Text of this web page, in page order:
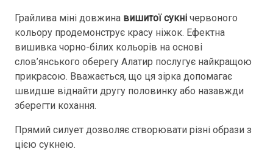
Грайлива міні довжина вишитої сукні червоного
кольору продемонструє красу ніжок. Ефектна
вишивка чорно-білих кольорів на основі
слов’янського оберегу Алатир послугує найкращою
прикрасою. Вважається, що ця зірка допомагає
швидше віднайти другу половинку або назавжди
зберегти кохання.
Прямий силует дозволяє створювати різні образи з
цією сукнею.